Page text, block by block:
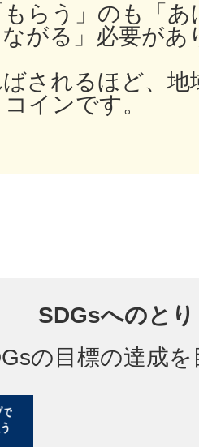
らう」のも「
がる」必要があ
されるほど、地
インです。
SDGsへのと
の目標の達成
八尾